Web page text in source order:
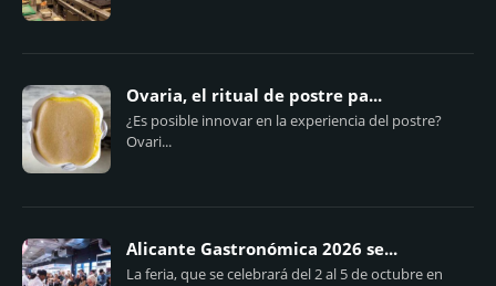
Ovaria, el ritual de postre pa...
¿Es posible innovar en la experiencia del postre?
Ovari...
Alicante Gastronómica 2026 se...
La feria, que se celebrará del 2 al 5 de octubre en